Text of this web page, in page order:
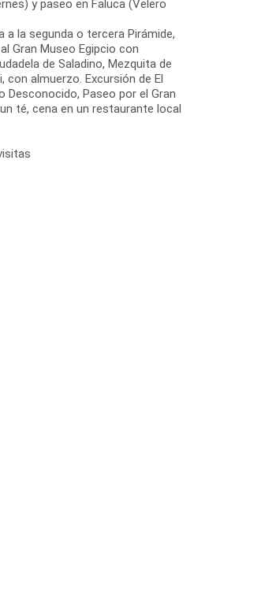
y paseo en Faluca (Velero
a la segunda o tercera Pirámide,
Gran Museo Egipcio con
de Saladino, Mezquita de
con almuerzo. Excursión de El
Paseo por el Gran
té, cena en un restaurante local